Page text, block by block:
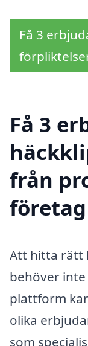
Få 3
Få 3
från
företag
Att hitta rätt
behöver
plattform
olika
som